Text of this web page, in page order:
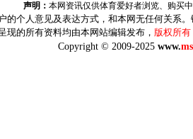
声明： 本网资讯仅供体育爱好者浏览、购买
的个人意见及表达方式，和本网无任何关系
现的所有资料均由本网站编辑发布， 版权所有
Copyright © 2009-2025 www.